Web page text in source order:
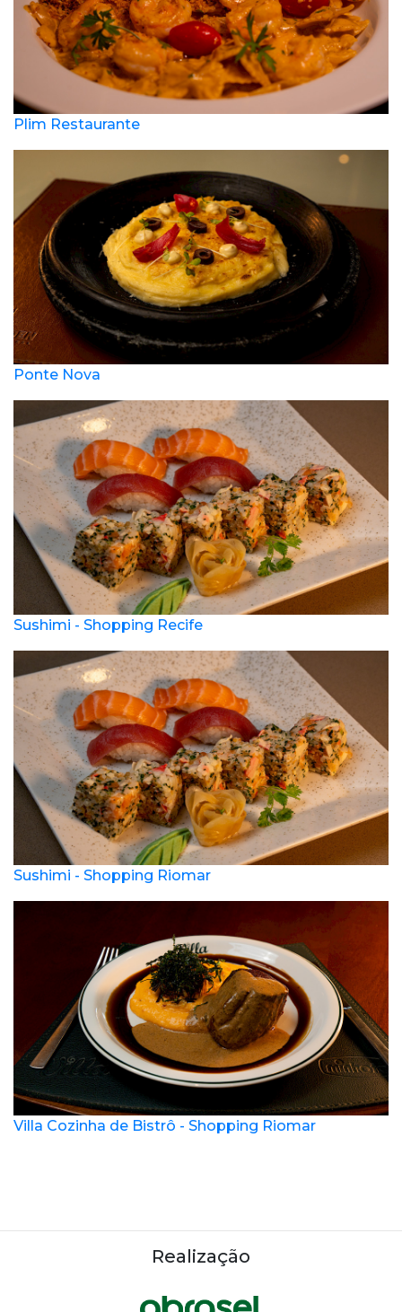
Plim Restaurante
Ponte Nova
Sushimi - Shopping Recife
Sushimi - Shopping Riomar
Villa Cozinha de Bistrô - Shopping Riomar
Realização